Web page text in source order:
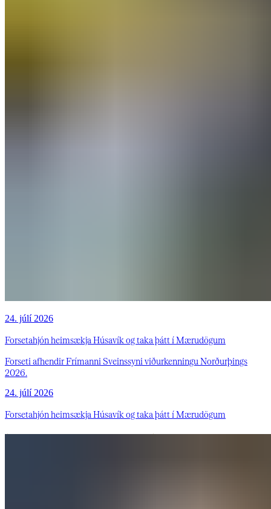
24. júlí 2026
Forsetahjón heimsækja Húsavík og taka þátt í Mærudögum
Forseti afhendir Frímanni Sveinssyni viðurkenningu Norðurþings
2026.
24. júlí 2026
Forsetahjón heimsækja Húsavík og taka þátt í Mærudögum